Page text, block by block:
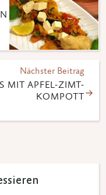
Nächster Beitrag
MIT APFEL-ZIMT-
KOMPOTT